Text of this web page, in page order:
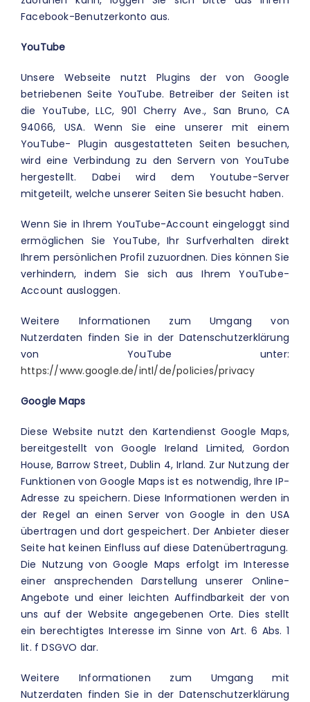
Facebook-Benutzerkonto aus.
YouTube
Unsere Webseite nutzt Plugins der von Google
betriebenen Seite YouTube. Betreiber der Seiten ist
die YouTube, LLC, 901 Cherry Ave., San Bruno, CA
94066, USA. Wenn Sie eine unserer mit einem
YouTube- Plugin ausgestatteten Seiten besuchen,
wird eine Verbindung zu den Servern von YouTube
hergestellt. Dabei wird dem Youtube-Server
mitgeteilt, welche unserer Seiten Sie besucht haben.
Wenn Sie in Ihrem YouTube-Account eingeloggt sind
ermöglichen Sie YouTube, Ihr Surfverhalten direkt
Ihrem persönlichen Profil zuzuordnen. Dies können Sie
verhindern, indem Sie sich aus Ihrem YouTube-
Account ausloggen.
Weitere Informationen zum Umgang von
Nutzerdaten finden Sie in der Datenschutzerklärung
von YouTube unter:
https://www.google.de/intl/de/policies/privacy
Google Maps
Diese Website nutzt den Kartendienst Google Maps,
bereitgestellt von Google Ireland Limited, Gordon
House, Barrow Street, Dublin 4, Irland. Zur Nutzung der
Funktionen von Google Maps ist es notwendig, Ihre IP-
Adresse zu speichern. Diese Informationen werden in
der Regel an einen Server von Google in den USA
übertragen und dort gespeichert. Der Anbieter dieser
Seite hat keinen Einfluss auf diese Datenübertragung.
Die Nutzung von Google Maps erfolgt im Interesse
einer ansprechenden Darstellung unserer Online-
Angebote und einer leichten Auffindbarkeit der von
uns auf der Website angegebenen Orte. Dies stellt
ein berechtigtes Interesse im Sinne von Art. 6 Abs. 1
lit. f DSGVO dar.
Weitere Informationen zum Umgang mit
Nutzerdaten finden Sie in der Datenschutzerklärung